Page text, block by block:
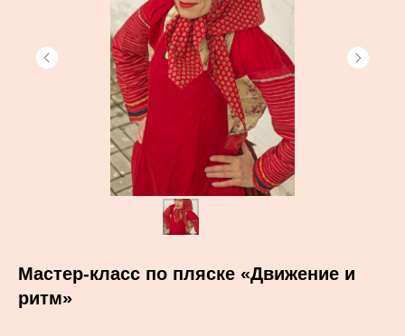
Мастер-класс по пляске «Движение и
ритм»